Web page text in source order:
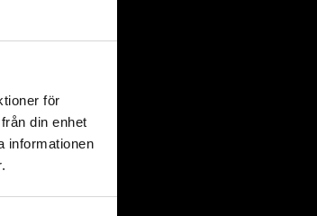
för
din enhet
informationen